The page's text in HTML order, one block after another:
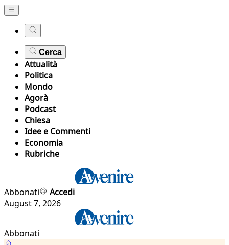
Cerca
Attualità
Politica
Mondo
Agorà
Podcast
Chiesa
Idee e Commenti
Economia
Rubriche
Abbonati
Accedi
August 7, 2026
Abbonati